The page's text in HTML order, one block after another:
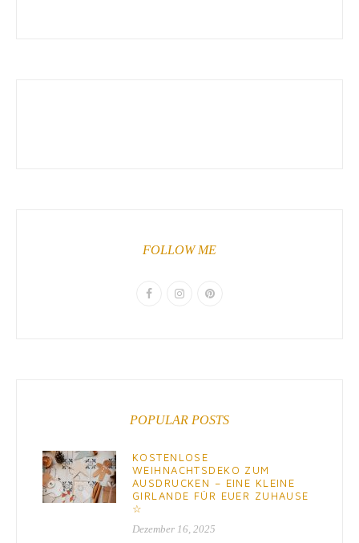
FOLLOW ME
POPULAR POSTS
KOSTENLOSE
WEIHNACHTSDEKO ZUM
AUSDRUCKEN – EINE KLEINE
GIRLANDE FÜR EUER ZUHAUSE
☆
Dezember 16, 2025